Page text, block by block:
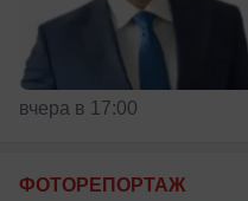
вчера в 17:00
ФОТОРЕПОРТАЖ